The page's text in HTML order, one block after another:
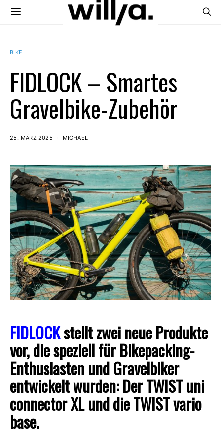
BIKE
FIDLOCK – Smartes
Gravelbike-Zubehör
25. MÄRZ 2025 MICHAEL
FIDLOCKstellt zwei neue Produkte
vor, die speziell für Bikepacking-
Enthusiasten und Gravelbiker
entwickelt wurden: Der TWIST uni
connector XL und die TWIST vario
base.